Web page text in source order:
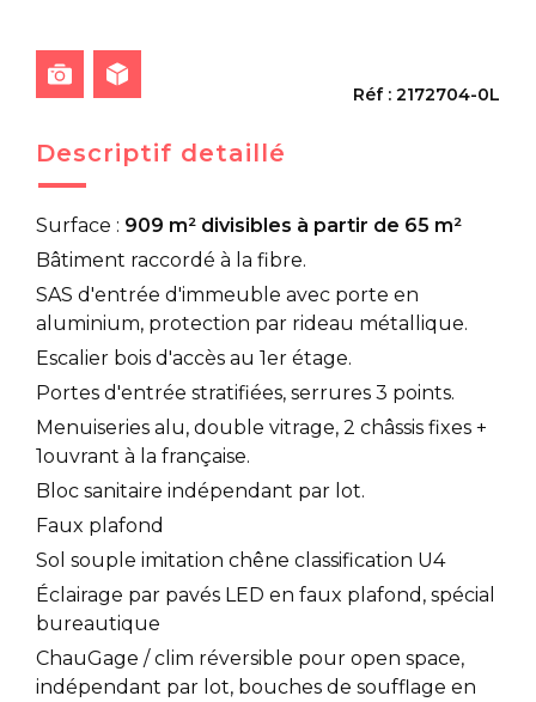
Réf : 2172704-0L
Descriptif detaillé
Surface : 909 m² divisibles à partir de 65 m²
Bâtiment raccordé à la fibre.
SAS d'entrée d'immeuble avec porte en
aluminium, protection par rideau métallique.
Escalier bois d'accès au 1er étage.
Portes d'entrée stratifiées, serrures 3 points.
Menuiseries alu, double vitrage, 2 châssis fixes +
1ouvrant à la française.
Bloc sanitaire indépendant par lot.
Faux plafond
Sol souple imitation chêne classification U4
Éclairage par pavés LED en faux plafond, spécial
bureautique
ChauGage / clim réversible pour open space,
indépendant par lot, bouches de soufflage en